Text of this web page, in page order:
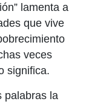
lamenta a
que vive
veces
significa.
palabras la